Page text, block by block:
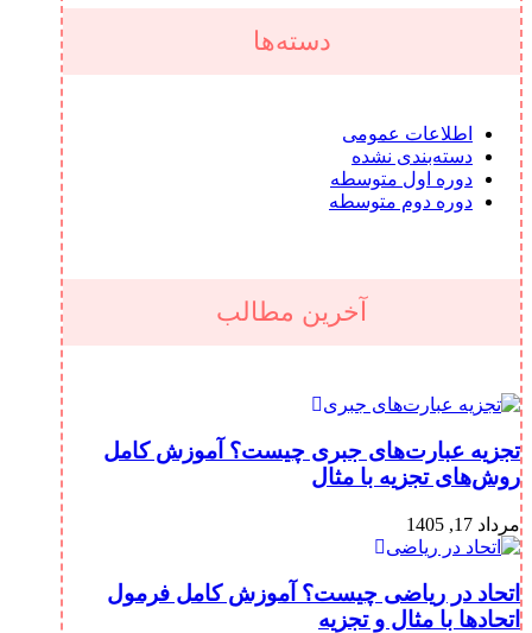
دسته‌ها
اطلاعات عمومی
دسته‌بندی نشده
دوره اول متوسطه
دوره دوم متوسطه
آخرین مطالب
تجزیه عبارت‌های جبری چیست؟ آموزش کامل
روش‌های تجزیه با مثال
مرداد 17, 1405
اتحاد در ریاضی چیست؟ آموزش کامل فرمول
اتحادها با مثال و تجزیه